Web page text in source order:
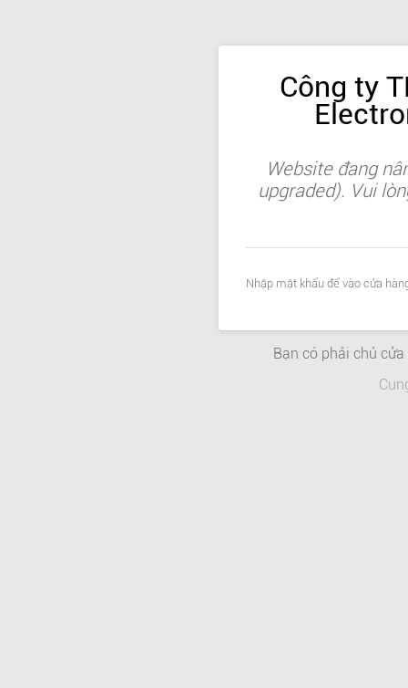
Công ty
Website đang
upgraded). Vui
Nhập mật khẩu để vào cửa
Bạn có phải chủ